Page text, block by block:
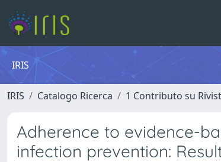
IRIS
IRIS Catalogo Ricerca 1 Contributo su
Adherence to evidence-
infection prevention: